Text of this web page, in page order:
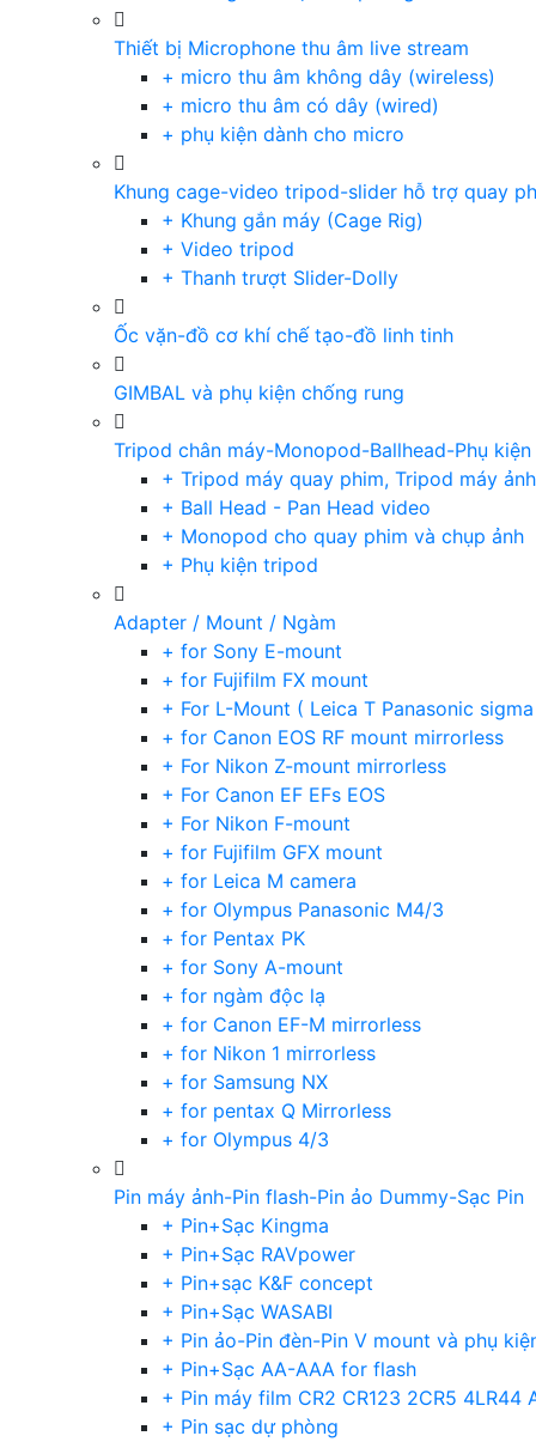
Thiết bị Microphone thu âm live stream
+ micro thu âm không dây (wireless)
+ micro thu âm có dây (wired)
+ phụ kiện dành cho micro
Khung cage-video tripod-slider hỗ trợ quay
+ Khung gắn máy (Cage Rig)
+ Video tripod
+ Thanh trượt Slider-Dolly
Ốc vặn-đồ cơ khí chế tạo-đồ linh tinh
GIMBAL và phụ kiện chống rung
Tripod chân máy-Monopod-Ballhead-Phụ kiện
+ Tripod máy quay phim, Tripod máy
+ Ball Head - Pan Head video
+ Monopod cho quay phim và chụp ảnh
+ Phụ kiện tripod
Adapter / Mount / Ngàm
+ for Sony E-mount
+ for Fujifilm FX mount
+ For L-Mount ( Leica T Panasonic
+ for Canon EOS RF mount mirrorless
+ For Nikon Z-mount mirrorless
+ For Canon EF EFs EOS
+ For Nikon F-mount
+ for Fujifilm GFX mount
+ for Leica M camera
+ for Olympus Panasonic M4/3
+ for Pentax PK
+ for Sony A-mount
+ for ngàm độc lạ
+ for Canon EF-M mirrorless
+ for Nikon 1 mirrorless
+ for Samsung NX
+ for pentax Q Mirrorless
+ for Olympus 4/3
Pin máy ảnh-Pin flash-Pin ảo Dummy-Sạc Pin
+ Pin+Sạc Kingma
+ Pin+Sạc RAVpower
+ Pin+sạc K&F concept
+ Pin+Sạc WASABI
+ Pin ảo-Pin đèn-Pin V mount và phụ
+ Pin+Sạc AA-AAA for flash
+ Pin máy film CR2 CR123 2CR5 4LR44
+ Pin sạc dự phòng